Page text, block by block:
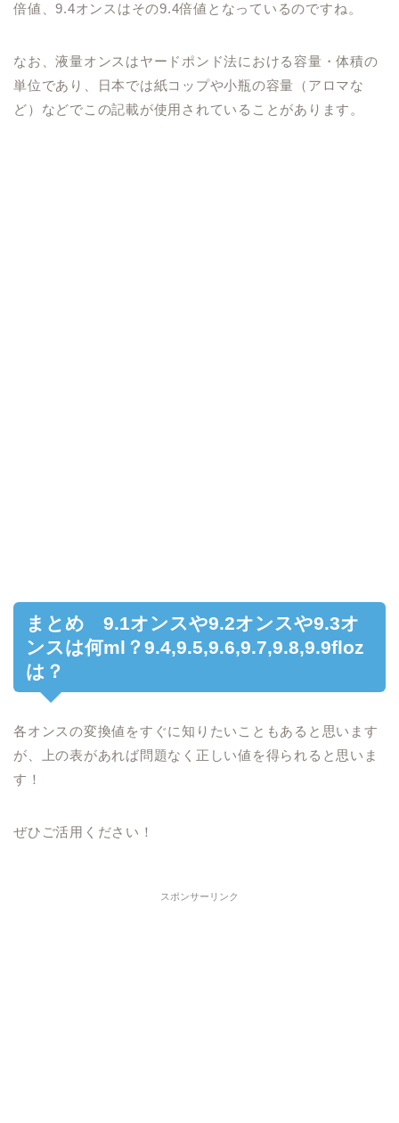
倍値、9.4オンスはその9.4倍値となっているのですね。
なお、液量オンスはヤードポンド法における容量・体積の
単位であり、日本では紙コップや小瓶の容量（アロマな
ど）などでこの記載が使用されていることがあります。
まとめ 9.1オンスや9.2オンスや9.3オ
ンスは何ml？9.4,9.5,9.6,9.7,9.8,9.9floz
は？
各オンスの変換値をすぐに知りたいこともあると思います
が、上の表があれば問題なく正しい値を得られると思いま
す！
ぜひご活用ください！
スポンサーリンク